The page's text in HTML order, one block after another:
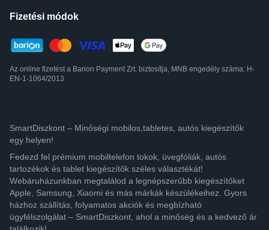
Fizetési módok
Az online fizetést a Barion Payment Zrt. biztosítja, MNB engedély száma: H-
EN-1-1064/2013
SmartDiszkont – Minőségi mobilos,tabletes, autós kiegészítők
egy helyen!
Fedezd fel prémium mobiltelefon tokok, üvegfóliák, autós
tartozékok és tablet kiegészítők széles választékát!
Webáruházunkban megtalálod a legnépszerűbb kiegészítőket
Apple, Samsung, Xiaomi és más márkák készülékeihez. Gyors
házhoz szállítás, folyamatos akciók és megbízható
ügyfélszolgálat – SmartDiszkont, ahol a minőség és a kedvező ár